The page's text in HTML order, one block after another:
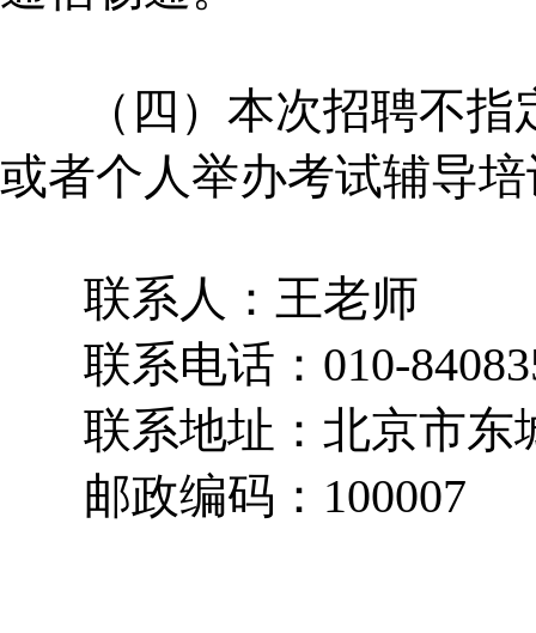
（四）本次招聘不
或者个人举办考试辅导
联系人：王老师
联系电话：010-
联系地址：北京市东
邮政编码：100007